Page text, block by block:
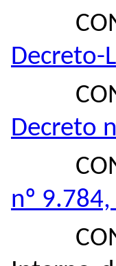
Decreto-
Decreto
nº